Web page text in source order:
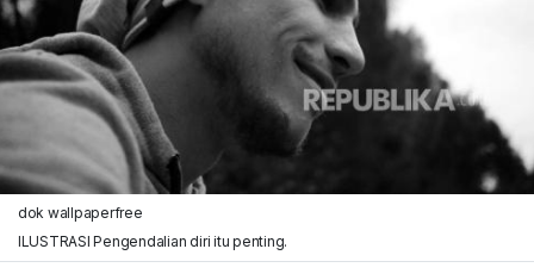
dok wallpaperfree
ILUSTRASI Pengendalian diri itu penting.